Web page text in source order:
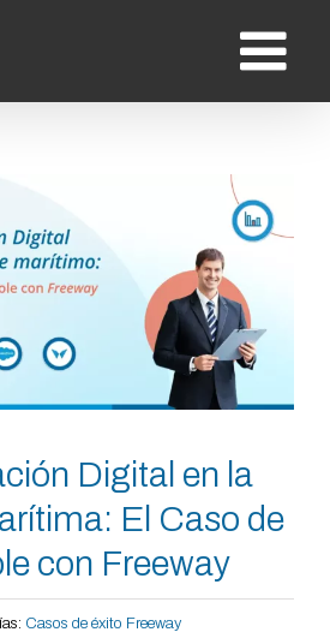
Digital en la
El Caso de
con Freeway
Casos de éxito Freeway